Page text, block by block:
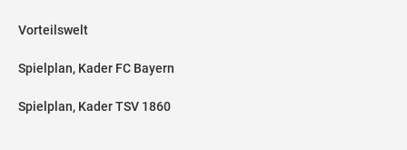
Vorteilswelt
Spielplan, Kader FC Bayern
Spielplan, Kader TSV 1860